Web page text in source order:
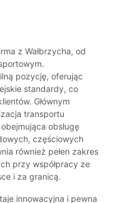
z Wałbrzycha, od
pozycję, oferując
standardy, co
Głównym
transportu
obsługę
częściowych
również pełen zakres
przy współpracy ze
i za granicą.
innowacyjna i pewna